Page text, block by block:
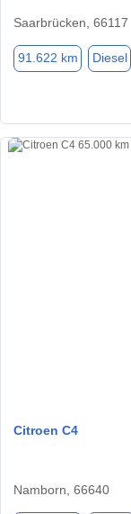
Saarbrücken, 66117
91.622 km Diesel
Citroen C4
Namborn, 66640